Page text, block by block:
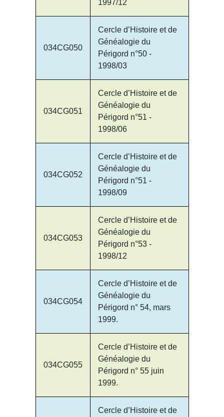
1997/12
034CG050
Cercle d’Histoire et de
Généalogie du
Périgord n°50 -
1998/03
034CG051
Cercle d’Histoire et de
Généalogie du
Périgord n°51 -
1998/06
034CG052
Cercle d’Histoire et de
Généalogie du
Périgord n°51 -
1998/09
034CG053
Cercle d’Histoire et de
Généalogie du
Périgord n°53 -
1998/12
034CG054
Cercle d’Histoire et de
Généalogie du
Périgord n° 54, mars
1999.
034CG055
Cercle d’Histoire et de
Généalogie du
Périgord n° 55 juin
1999.
Cercle d’Histoire et de